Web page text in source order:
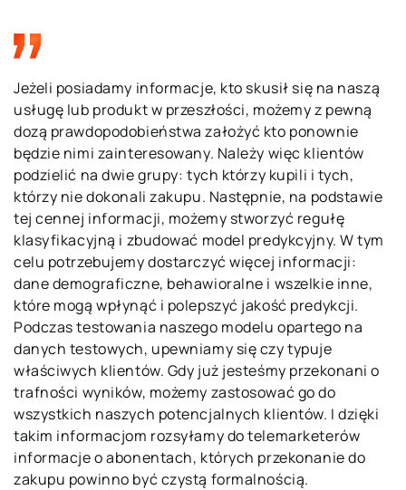
Jeżeli posiadamy informacje, kto skusił się na naszą
usługę lub produkt w przeszłości, możemy z pewną
dozą prawdopodobieństwa założyć kto ponownie
będzie nimi zainteresowany. Należy więc klientów
podzielić na dwie grupy: tych którzy kupili i tych,
którzy nie dokonali zakupu. Następnie, na podstawie
tej cennej informacji, możemy stworzyć regułę
klasyfikacyjną i zbudować model predykcyjny. W tym
celu potrzebujemy dostarczyć więcej informacji:
dane demograficzne, behawioralne i wszelkie inne,
które mogą wpłynąć i polepszyć jakość predykcji.
Podczas testowania naszego modelu opartego na
danych testowych, upewniamy się czy typuje
właściwych klientów. Gdy już jesteśmy przekonani o
trafności wyników, możemy zastosować go do
wszystkich naszych potencjalnych klientów. I dzięki
takim informacjom rozsyłamy do telemarketerów
informacje o abonentach, których przekonanie do
zakupu powinno być czystą formalnością.